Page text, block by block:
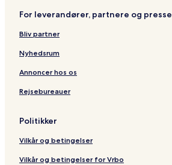
For leverandører, partnere og presse
Bliv partner
Nyhedsrum
Annoncer hos os
Rejsebureauer
Politikker
Vilkår og betingelser
Vilkår og betingelser for Vrbo